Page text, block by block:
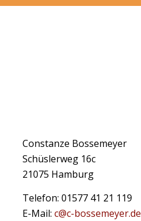
Constanze Bossemeyer
Schüslerweg 16c
21075 Hamburg
Telefon: 01577 41 21 119
E-Mail:c@c-bossemeyer.de